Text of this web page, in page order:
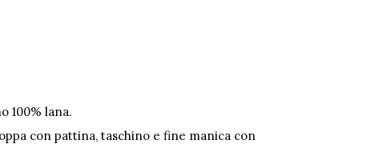
100% lana.
con pattina, taschino e fine manica con